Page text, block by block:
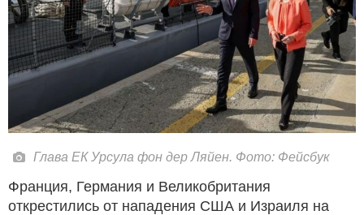
Глава ЕК Урсула фон дер Ляйен. Фото: Фейсбук
Франция, Германия и Великобритания
открестились от нападения США и Израиля на